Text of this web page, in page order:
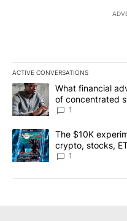
ACTIVE CONVERSATIONS
The following is a list of the
A trending article titled
What financial
of concentrated
1
A trending article titled
The $10K
crypto, stocks,
8
1